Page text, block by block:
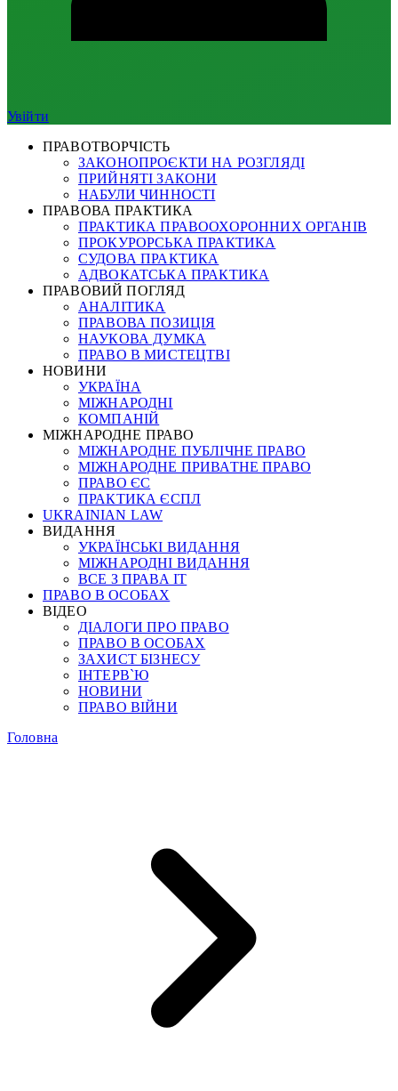
Увійти
ПРАВОТВОРЧІСТЬ
ЗАКОНОПРОЄКТИ НА РОЗГЛЯДІ
ПРИЙНЯТІ ЗАКОНИ
НАБУЛИ ЧИННОСТІ
ПРАВОВА ПРАКТИКА
ПРАКТИКА ПРАВООХОРОННИХ ОРГАНІВ
ПРОКУРОРСЬКА ПРАКТИКА
СУДОВА ПРАКТИКА
АДВОКАТСЬКА ПРАКТИКА
ПРАВОВИЙ ПОГЛЯД
АНАЛІТИКА
ПРАВОВА ПОЗИЦІЯ
НАУКОВА ДУМКА
ПРАВО В МИСТЕЦТВІ
НОВИНИ
УКРАЇНА
МІЖНАРОДНІ
КОМПАНІЙ
МІЖНАРОДНЕ ПРАВО
МІЖНАРОДНЕ ПУБЛІЧНЕ ПРАВО
МІЖНАРОДНЕ ПРИВАТНЕ ПРАВО
ПРАВО ЄС
ПРАКТИКА ЄСПЛ
UKRAINIAN LAW
ВИДАННЯ
УКРАЇНСЬКІ ВИДАННЯ
МІЖНАРОДНІ ВИДАННЯ
ВСЕ З ПРАВА ІТ
ПРАВО В ОСОБАХ
ВІДЕО
ДІАЛОГИ ПРО ПРАВО
ПРАВО В ОСОБАХ
ЗАХИСТ БІЗНЕСУ
ІНТЕРВ`Ю
НОВИНИ
ПРАВО ВІЙНИ
Головна